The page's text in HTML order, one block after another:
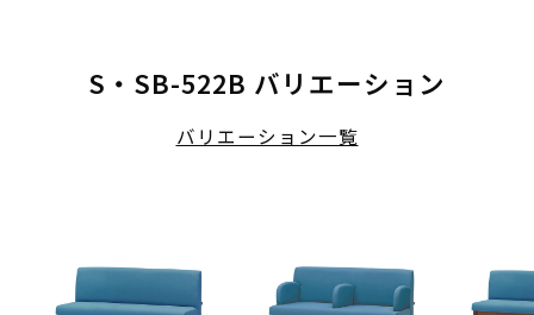
S・SB-522B バリエーション
バリエーション一覧